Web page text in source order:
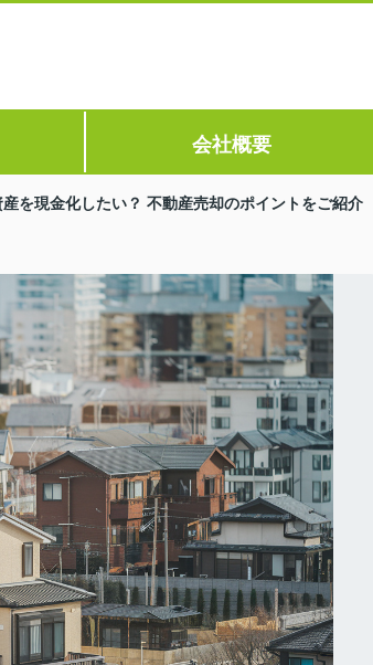
会社概要
を現金化したい？ 不動産売却のポイントをご紹介